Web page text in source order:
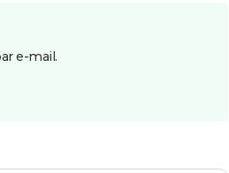
e-mail.